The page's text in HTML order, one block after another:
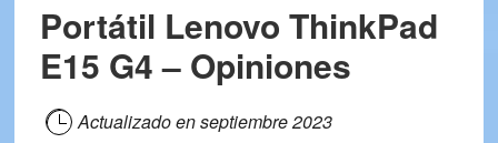
15R5C
–
Opiniones
Portátil Lenovo ThinkPad
E15 G4 – Opiniones
Actualizado enseptiembre 2023